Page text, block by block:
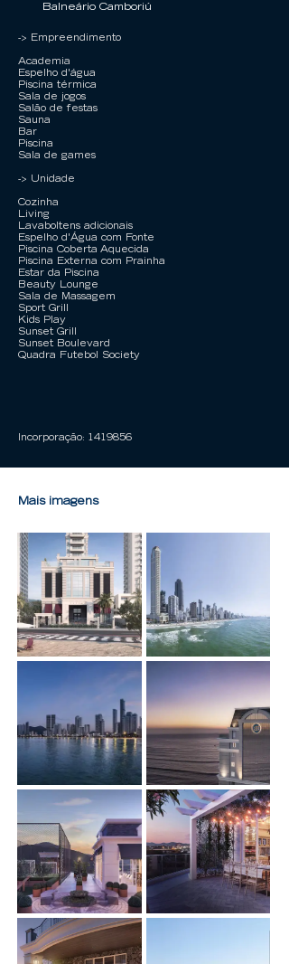
Balneário Camboriú
-> Empreendimento
Academia
Espelho d'água
Piscina térmica
Sala de jogos
Salão de festas
Sauna
Bar
Piscina
Sala de games
-> Unidade
Cozinha
Living
LavaboItens adicionais
Espelho d'Água com Fonte
Piscina Coberta Aquecida
Piscina Externa com Prainha
Estar da Piscina
Beauty Lounge
Sala de Massagem
Sport Grill
Kids Play
Sunset Grill
Sunset Boulevard
Quadra Futebol Society
Incorporação: 1419856
Mais imagens